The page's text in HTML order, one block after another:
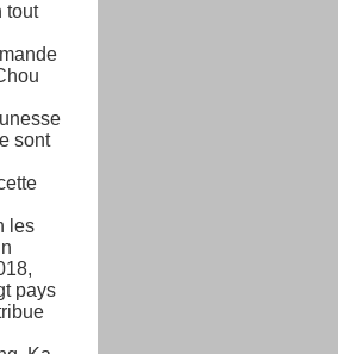
tout
sont
les
pays